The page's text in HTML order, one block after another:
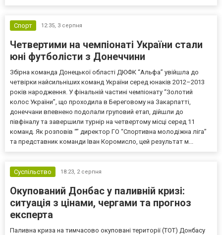
Спорт 12:35, 3 серпня
Четвертими на чемпіонаті України стали
юні футболісти з Донеччини
Збірна команда Донецької області ДЮФК “Альфа” увійшла до
четвірки найсильніших команд України серед юнаків 2012–2013
років народження. У фінальній частині чемпіонату “Золотий
колос України”, що проходила в Береговому на Закарпатті,
донеччани впевнено подолали груповий етап, дійшли до
півфіналу та завершили турнір на четвертому місці серед 11
команд. Як розповів “” директор ГО “Спортивна молодіжна ліга”
та представник команди Іван Коромисло, цей результат м...
Суспільство 18:23, 2 серпня
Окупований Донбас у паливній кризі:
ситуація з цінами, чергами та прогноз
експерта
Паливна криза на тимчасово окуповані території (ТОТ) Донбасу